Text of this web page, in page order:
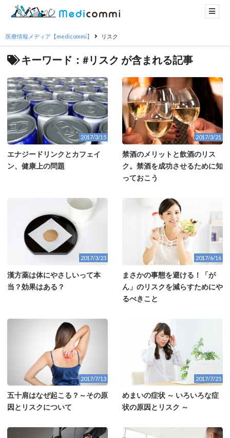
医療情報メディア【medicommi】 リスク
キーワード：#リスク が含まれる記事
2017/3/15
エナジードリンクとカフェイ
ン、健康上の問題
2017/3/21
禁酒のメリットと飲酒のリス
ク。禁酒を成功させるために知
っておこう
2017/3/23
漢方薬は体にやさしいって本
当？効果はある？
2017/6/16
まさかの事態を避ける！「が
ん」のリスクを減らすためにや
るべきこと
2017/7/13
五十肩はなぜ起こる？～その原
因とリスクについて
2017/7/25
めまいの症状 ～ いろいろな症
状の原因とリスク ～